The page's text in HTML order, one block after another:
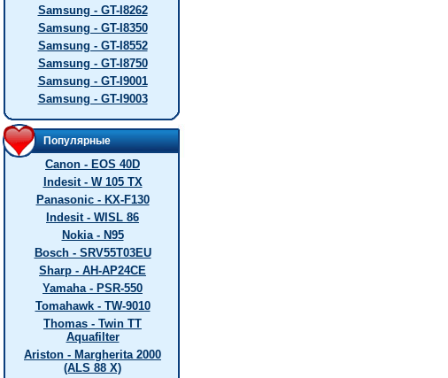
Samsung - GT-I8262
Samsung - GT-I8350
Samsung - GT-I8552
Samsung - GT-I8750
Samsung - GT-I9001
Samsung - GT-I9003
Популярные
Canon - EOS 40D
Indesit - W 105 TX
Panasonic - KX-F130
Indesit - WISL 86
Nokia - N95
Bosch - SRV55T03EU
Sharp - AH-AP24CE
Yamaha - PSR-550
Tomahawk - TW-9010
Thomas - Twin TT
Aquafilter
Ariston - Margherita 2000
(ALS 88 X)